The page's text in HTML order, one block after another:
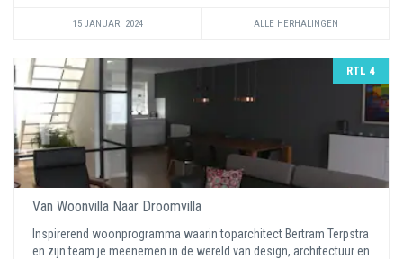
15 JANUARI 2024 ALLE HERHALINGEN
RTL 4
Van Woonvilla Naar Droomvilla
Inspirerend woonprogramma waarin toparchitect Bertram Terpstra
en zijn team je meenemen in de wereld van design, architectuur en